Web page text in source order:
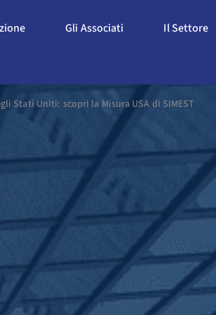
Apri L'Associazione
Gli Associati Apri Gli Associati
Il Settore
Stati Uniti: scopri la Misura USA di SIMEST